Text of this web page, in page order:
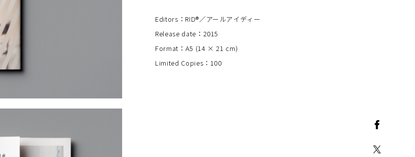
Editors：RID®︎／アールアイディー
Release date：2015
Format：A5 (14 × 21 cm)
Limited Copies：100